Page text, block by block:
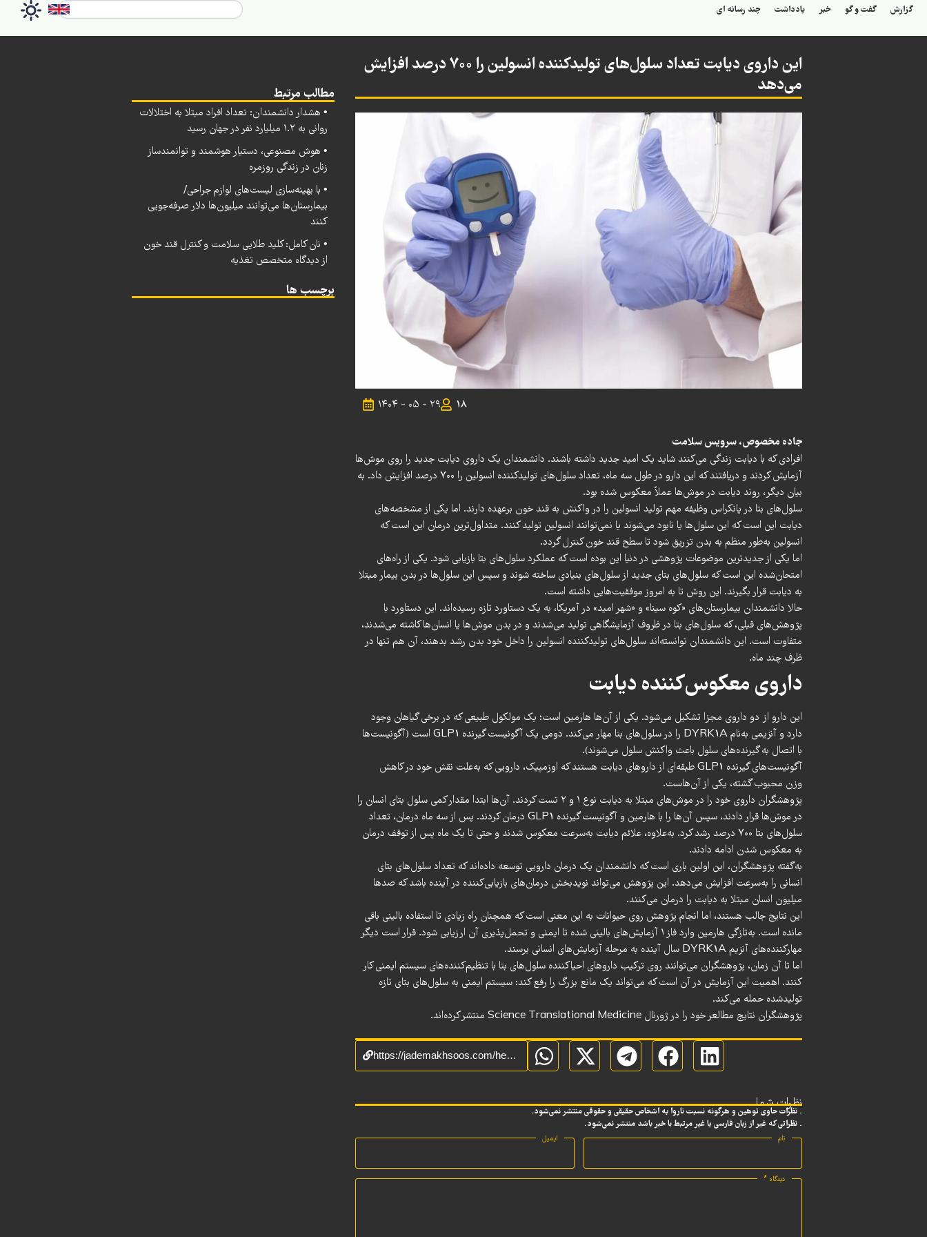
گزارش گفت و گو خبر یادداشت چند رسانه ای
این داروی دیابت تعداد سلول‌های تولیدکننده انسولین را ۷۰۰ درصد افزایش
می‌دهد
18 ۱۴۰۴ - ۰۵ - ۲۹
جاده مخصوص، سرویسسلامت
افرادی که با دیابت زندگی می‌کنند شاید یک امید جدید داشته باشند. دانشمندان یک داروی دیابت جدید را روی موش‌ها
آزمایش کردند و دریافتند که این دارو در طول سه ماه، تعداد سلول‌های تولیدکننده انسولین را ۷۰۰ درصد افزایش داد. به
بیان دیگر، روند دیابت در موش‌ها عملاً معکوس شده بود.
سلول‌های بتا در پانکراس وظیفه مهم تولید انسولین را در واکنش به قند خون برعهده دارند. اما یکی از مشخصه‌های
دیابت این است که این سلول‌ها یا نابود می‌شوند یا نمی‌توانند انسولین تولید کنند. متداول‌ترین درمان این است که
انسولین به‌طور منظم به بدن تزریق شود تا سطح قند خون کنترل گردد.
اما یکی از جدیدترین موضوعات پژوهشی در دنیا این بوده است که عملکرد سلول‌های بتا بازیابی شود. یکی از راه‌های
امتحان‌شده این است که سلول‌های بتای جدید از سلول‌های بنیادی ساخته شوند و سپس این سلول‌ها در بدن بیمار مبتلا
به دیابت قرار بگیرند. این روش تا به امروز موفقیت‌هایی داشته است.
حالا دانشمندان بیمارستان‌های «کوه سینا» و «شهر امید» در آمریکا، به یک دستاورد تازه رسیده‌اند. این دستاورد با
پژوهش‌های قبلی، که سلول‌های بتا در ظروف آزمایشگاهی تولید می‌شدند و در بدن موش‌ها یا انسان‌ها کاشته می‌شدند،
متفاوت است. این دانشمندان توانسته‌اند سلول‌های تولیدکننده انسولین را داخل خود بدن رشد بدهند، آن هم تنها در
ظرف چند ماه.
داروی معکوس‌کننده دیابت
این دارو از دو داروی مجزا تشکیل می‌شود. یکی از آن‌ها هارمین است؛ یک مولکول طبیعی که در برخی گیاهان وجود
دارد و آنزیمی به‌نام DYRK1A را در سلول‌های بتا مهار می‌کند. دومی یک آگونیست گیرنده GLP1 است (آگونیست‌ها
با اتصال به گیرنده‌های سلول باعث واکنش سلول می‌شوند).
آگونیست‌های گیرنده GLP1 طبقه‌ای از داروهای دیابت هستند که اوزمپیک، دارویی که به‌علت نقش خود در کاهش
وزن محبوب گشته، یکی از آن‌هاست.
پژوهشگران داروی خود را در موش‌های مبتلا به دیابت نوع ۱ و ۲ تست کردند. آن‌ها ابتدا مقدار کمی سلول بتای انسان را
در موش‌ها قرار دادند، سپس آن‌ها را با هارمین و آگونیست گیرنده GLP1 درمان کردند. پس از سه ماه درمان، تعداد
سلول‌های بتا ۷۰۰ درصد رشد کرد. به‌علاوه، علائم دیابت به‌سرعت معکوس شدند و حتی تا یک ماه پس از توقف درمان
به معکوس شدن ادامه دادند.
به‌گفته پژوهشگران، این اولین باری است که دانشمندان یک درمان دارویی توسعه داده‌اند که تعداد سلول‌های بتای
انسانی را به‌سرعت افزایش می‌دهد. این پژوهش می‌تواند نویدبخش درمان‌های بازیابی‌کننده در آینده باشد که صدها
میلیون انسان مبتلا به دیابت را درمان می‌کنند.
این نتایج جالب هستند، اما انجام پژوهش روی حیوانات به این معنی است که همچنان راه زیادی تا استفاده بالینی باقی
مانده است. به‌تازگی هارمین وارد فاز ۱ آزمایش‌های بالینی شده تا ایمنی و تحمل‌پذیری آن ارزیابی شود. قرار است دیگر
مهارکننده‌های آنزیم DYRK1A سال آینده به مرحله آزمایش‌های انسانی برسند.
اما تا آن زمان، پژوهشگران می‌توانند روی ترکیب داروهای احیاکننده سلول‌های بتا با تنظیم‌کننده‌های سیستم ایمنی کار
کنند. اهمیت این آزمایش در آن است که می‌تواند یک مانع بزرگ را رفع کند: سیستم ایمنی به سلول‌های بتای تازه
تولیدشده حمله می‌کند.
پژوهشگران نتایج مطالعر خود را در ژورنال Science Translational Medicine منتشر کرده‌اند.
https://jademakhsoos.com/health/%D8%A7%DB%8C%D9%86-%D8%AF%D8%A7%D8%B1%D9%88%DB%8C-%D8%AF%DB%8C%D8%A7%D8%A8%D8%AA-%D8%AA%D8%B9%D8%AF%D8%A7%D8%AF-%D8%B3%D9%84%D9%88%D9%84%D9%87%D8%A7%DB%8C-%D8%AA%D9%88%D9%84%DB%8C%D8%AF%DA%A9/
مطالب مرتبط
• هشدار دانشمندان: تعداد افراد مبتلا به اختلالات
روانی به ۱.۲ میلیارد نفر در جهان رسید
• هوش مصنوعی، دستیار هوشمند و توانمندساز
زنان در زندگی روزمره
• با بهینه‌سازی لیست‌های لوازم جراحی/
بیمارستان‌ها می‌توانند میلیون‌ها دلار صرفه‌جویی
کنند
• نان کامل: کلید طلایی سلامت و کنترل قند خون
از دیدگاه متخصص تغذیه
برچسب ها
نظرات شما
. نظرات حاوی توهین و هرگونه نسبت ناروا به اشخاص حقیقی و حقوقی منتشر نمی‌شود.
. نظراتی که غیر از زبان فارسی یا غیر مرتبط با خبر باشد منتشر نمی‌شود.
دیدگاه *
نام ایمیل